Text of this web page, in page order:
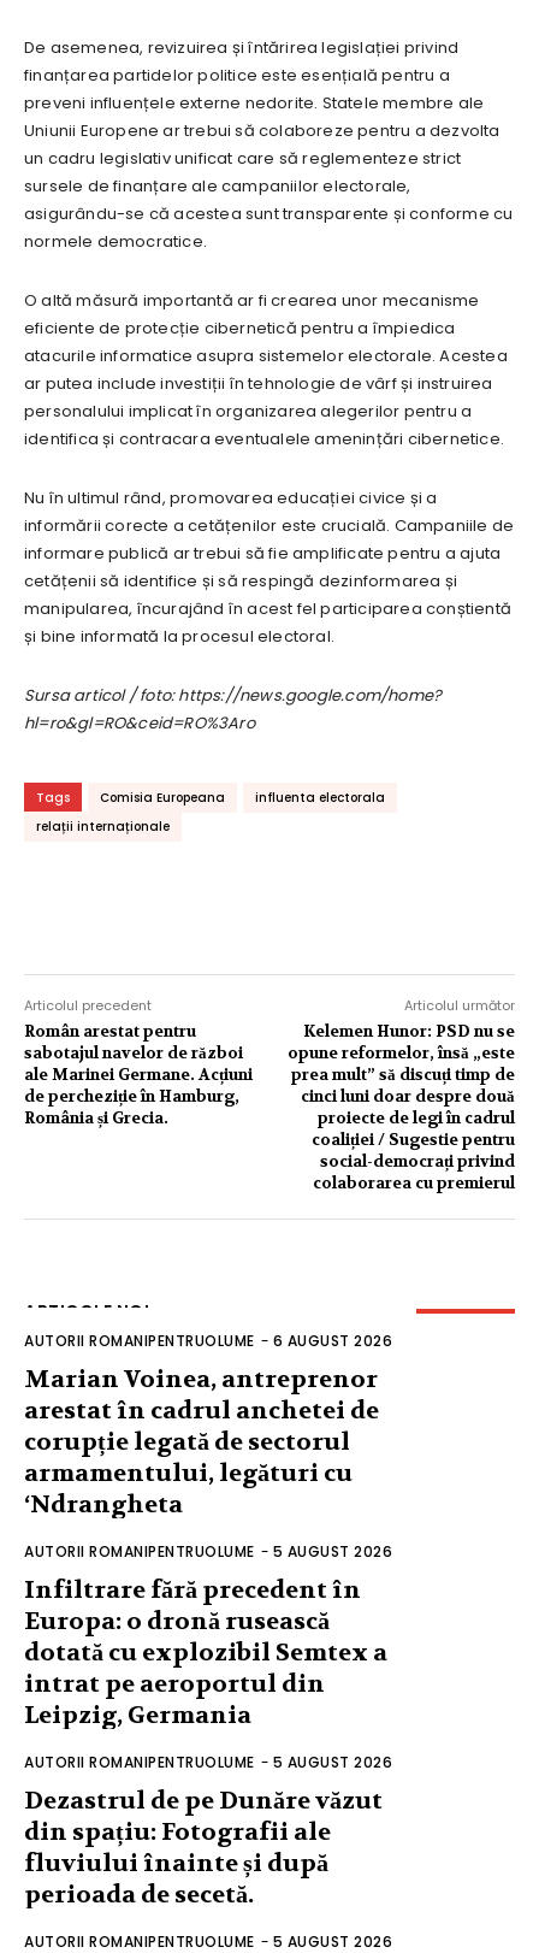
De asemenea, revizuirea și întărirea legislației privind
finanțarea partidelor politice este esențială pentru a
preveni influențele externe nedorite. Statele membre ale
Uniunii Europene ar trebui să colaboreze pentru a dezvolta
un cadru legislativ unificat care să reglementeze strict
sursele de finanțare ale campaniilor electorale,
asigurându-se că acestea sunt transparente și conforme cu
normele democratice.
O altă măsură importantă ar fi crearea unor mecanisme
eficiente de protecție cibernetică pentru a împiedica
atacurile informatice asupra sistemelor electorale. Acestea
ar putea include investiții în tehnologie de vârf și instruirea
personalului implicat în organizarea alegerilor pentru a
identifica și contracara eventualele amenințări cibernetice.
Nu în ultimul rând, promovarea educației civice și a
informării corecte a cetățenilor este crucială. Campaniile de
informare publică ar trebui să fie amplificate pentru a ajuta
cetățenii să identifice și să respingă dezinformarea și
manipularea, încurajând în acest fel participarea conștientă
și bine informată la procesul electoral.
Sursa articol / foto: https://news.google.com/home?
hl=ro&gl=RO&ceid=RO%3Aro
Tags Comisia Europeana
influenta electorala
relații internaționale
Articolul precedent
Român arestat pentru
sabotajul navelor de război
ale Marinei Germane. Acțiuni
de percheziție în Hamburg,
România și Grecia.
Articolul următor
Kelemen Hunor: PSD nu se
opune reformelor, însă „este
prea mult” să discuți timp de
cinci luni doar despre două
proiecte de legi în cadrul
coaliției / Sugestie pentru
social-democrați privind
colaborarea cu premierul
ARTICOLE NOI
AUTORII ROMANIPENTRUOLUME - 6 AUGUST 2026
Marian Voinea, antreprenor
arestat în cadrul anchetei de
corupție legată de sectorul
armamentului, legături cu
‘Ndrangheta
AUTORII ROMANIPENTRUOLUME - 5 AUGUST 2026
Infiltrare fără precedent în
Europa: o dronă rusească
dotată cu explozibil Semtex a
intrat pe aeroportul din
Leipzig, Germania
AUTORII ROMANIPENTRUOLUME - 5 AUGUST 2026
Dezastrul de pe Dunăre văzut
din spațiu: Fotografii ale
fluviului înainte și după
perioada de secetă.
AUTORII ROMANIPENTRUOLUME - 5 AUGUST 2026